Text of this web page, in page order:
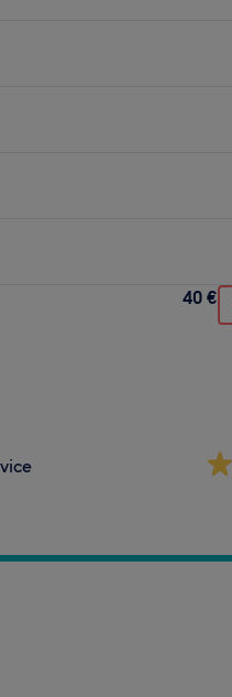
40 €